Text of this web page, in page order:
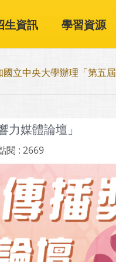
生資訊 學習資源
國立中央大學辦理「第五
媒體論壇」
閱 : 2669